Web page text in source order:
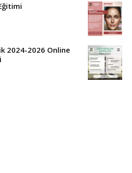
₺ 2.000,00
2024-2026 Online